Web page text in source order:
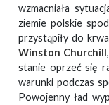
wzmacniała
ziemie polskie
przystąpiły do
Winston Churchill
stanie oprzeć się
warunki podczas
Powojenny ład